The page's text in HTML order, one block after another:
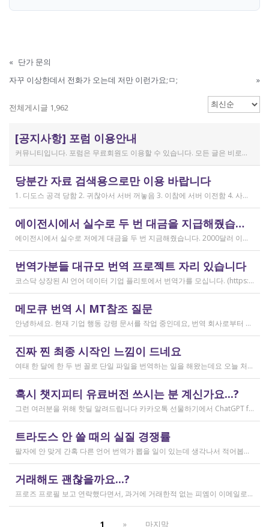
« 단가 문의
자꾸 이상한데서 전화가 오는데 저만 이런가요;ㅁ;
»
전체게시글 1,962
[공지사항] 포럼 이용안내
커뮤니티입니다. 포럼은 무료회원도 이용할 수 있습니다. 모든 글은 비로그인 사용자에게도 공개됩니다. 감사합니다.
당분간 자료 검색용으로만 이용 바랍니다
1. 디도스 공격 당함 2. 귀찮아서 서버 꺼놓음 3. 이참에 서버 이전함 4. 사라진 데이터는 없는 것 확인했는데, 일부 DB 설정이 활성화 안됨 5. 고칠 수는 있는데, 저희 집 신생아 협조 필요 6. 신생아가 협조하지 않음 현재 새글 쓰기, 신규 가입, 덧글 달기 등은 막아 두었습니다 언제든 3월 18일 전후 시점으로 롤백될 수 있습니다 디도스 공격은 10평짜리 구녕가게에 사람을 1만명 보내 영업방해를 하는 것과 같은 기법입니다. 왜 디도스 공격을 그렇게까지 열정적으로 하는가? 이것이 심해진 시점이 제가 출산하러 간다고 블라그에 글을 쓴 직후입니다. 적절한 비유인지 모르겠는데 암퇘지도 출산 후에는 도축 안 하지 않나 싶고요 옛날 같으면 이렇게 순하게 살지 않을 것인데, 요새 드는 생각이 좀 있습니다 사람은 노력해 봤자고, 사실 모든 능력치는 정해졌고 발현만 기다리는 것이 전부가 아닐까요 어떤 사람은 노력의 고점이 디도스 공격인 것입니다 그 애미도 한때는 가능성의 김칫국을 사발째 드링킹하며 키웠겠지요 저한테도 이 사이트를 유지할 유인이 있음은 말씀드렸으니 잘 이용해 주시면 그만인 것이고 시간 나시거든 디도스 공격자도 긍휼히 여겨 주시길 바랍니다
2026.04.15
에이전시에서 실수로 두 번 대금을 지급해줬습니다
에이전시에서 실수로 저에게 대금을 두 번 지금해줬습니다. 2000달러 이상을 두 번 wise로 지급받았습니다;;;; 에이전시에서 wise측으로 중복입금으로 인한 입금 취소 문의를 했는데 불가능하다고 답변을 받았다고 저에게 문의해달라고 하여, 저도 wise에 문의를 했지만, 입금자 정보를 알려준다면 취소 가능한 것 처럼 말하다가 결국 완료된 송금이라 취소가 불가능하다는 답변을 최종 전달받았습니다. 잘 쓰지 않는 계정이라 대금은 그대로 있는데 이 경우 제가 에이전시 계좌로 2000달러를 직접 재송금해도 문제가 없을까요..?? 추후 제 수익으로 잡혀서 세금문제나 기타 다른 사항이 복잡해질 것 같아서 wise에서 취소해주길 간절히 바랬는데ㅜㅜㅜ 이런경험이 있으시다면 어떻게 해결하셨나요ㅠㅠㅠ;;;
작성일
2026.04.04
번역가분들 대규모 번역 프로젝트 자리 있습니다
코스닥 상장된 AI 언어 데이터 기업 플리토에서 번역가를 모십니다. (https://startups.koraia.org/company/297) • 번역할 내용: 일상 대화, 일반 문장 중심의 단문 데이터 (전문지식 불필요) • 참여 프로젝트: 단문 번역(Human Translation) • 모집 언어쌍: 한국어 <> 다국어 • 목적: AI 학습용 데이터셋 구축 • 근무 형태: 재택 근무(학생, 프리랜서 번역가 환영) • 근무방법: Flitto 플랫폼 또는 엑셀 파일을 이용하여 작업 진행 - 파일 1개당 약 9,800단어 (언어쌍별 상이) - 파일 단위로 작업하며 1개만 참여도 가능 (이후 추가 참여 선택 가능) - 파일 1개 번역에 약 3~4일 데드라인 부여 - 파일 1개 번역 시 약 180,000원 ~ 386,000원 수준 (언어쌍별 상이) - 정산은 월 1회 지급 (플리토 정산 기준) - 프로젝트 기간: 약 1~3개월 (자율 참여) ★작업 단가: 한국어 → 스페인어: 9,800단어, 38.4원/단어, 파일 1개 완료 시 약 376,800원 스페인어 → 한국어: 9,800단어, 33.8원/단어, 파일 1개 완료 시 약 331,000원 한국어 → 러시아어: 9,800단어, 26.1원/단어, 파일 1개 완료 시 약 255,000원 한국어 → 중국어(간체): 9,800단어, 23.0원/단어, 파일 1개 완료 시 약 225,000원 중국어(간체) → 한국어: 16,800글자, 18.4원/글자, 파일 1개 완료 시 약 309,000원 한국어 → 중국어(번체): 9,800단어, 26.1원/단어, 파일 1개 완료 시 약 255,000원 중국어(번체) → 한국어: 16,800글자, 23.0원/글자, 파일 1개 완료 시 약 386,000원 한국어 → 베트남어: 9,800단어, 18.4원/단어, 파일 1개 완료 시 약 180,000원 베트남어 → 한국어: 9,800단어, 23.0원/단어, 파일 1개 완료 시 약 225,000원 *실제 업무시 수령 금액은 단가 및 작업량에 따라 위 금액과 차이가 있을 수 있습니다. *플리토 플랫폼(작업 툴) 작업 시 상응하는 포인트로 단가가 지급됩니다. 다음 링크로 신청 부탁드립니다: https://form.jotform.com/253371208518456?source_channel=albamon
메모큐 번역 시 MT참조 질문
안녕하세요. 현재 기업 행동 강령 문서를 작업 중인데요, 번역 회사로부터 메모큐 서버에서 메모큐 파일을 받았습니다. 번역회사에서 아이디와 비밀번호를 받아서 작업을 하는데 데스크탑 메모큐가 무료 버전이어서인지 이것저것 만져보다 보니(TM(만들어서 처음 해보는 문서 얼라인 시도), 라이브독스, 텀베이스등 눌러보는 행위) 밑의 사진과 같이 번역메모리 연결도 안된다고 하고 분명 어떤 파일에도 체크가 안 되어있는데 하나의 파일로만 연결 가능하다고 해서... 데스크탑 메모큐에서는 번역이 어렵다고 판단하여 그대로 이중언어 파일을 익스포트 해서 트라도스로 번역했습니다. (얼라인먼트 기능 사용해 2023년의 공식 한글 번역을 레퍼런스로 번역) 그랬더니 (메모큐에선 단순했던 코드가 트라도스에 복잡하게 나타나더라고요 아무튼 이것들을 해결하고 QA도 돌리고 나서...) 이중언어 파일을 메모큐에서 받으려다 보니 또 Free mode issue로 지원하지 않는 기능이라고 하더라고요. 그래서... 웹 메모큐를 사용해 태초부터 번역을 진행 중인데, 자동 번역으로 MT가 뜨는 걸 딸깍딸깍하고 확정 중이었는데 뭔가 이래도 되나 하는 생각이 들어서 질문하러 왔습니다. (이렇게 뜨는 걸 딸깍 확정 딸깍 확정 반복...) 클라이언트가 가이드라인을 주진 않았고 처음 파일을 줄 때 그 회사의 텀베이스가 연결된 파일을 줘서 그거 기반으로 한글 뜻이 맞으면 맞는 가이드라인이겠거니 하고 있는데 문장 부호나 말투나 뭔가 좀 기계번역의 날것을 적용하고 있다는 생각이 들어서... 이럴 땐 어떻게 해야하는지 여쭤보고 싶어요. 제가 트라도스로 번역한 세그먼트를 메모큐 타겟 세그먼트에 복붙하면 오류가 나는데 그냥 코드를 빼고 제가 트라도스에서 번역한걸 메모큐로 손수 옮겨야 할까요..!! 오늘 새벽 내내 기술 배우라는게 다른게 아니라 이걸 잘 알아두라는 말이었구나 하면서 깨달음을 얻었습니다...
진짜 찐 최종 시작인 느낌이 드네요
여태 한 달에 한 두 번 꼴로 단일 파일을 번역하는 일을 해왔는데요 오늘 처음으로 모 회사에서 트라도스 패키지 파일로 전달하는 일을!!! 주셔서 열어봤습니다. ...너무 떨리네요 원래 타겟 세그먼트에 아무것도 없었는데, NMT나 100프로 매치로 채워져있고 그래요 맨 처음 일을 받고 돈을 받았을 때가 커리어의 시작이라고 생각했는데 몇 달 동안 그런 식으로 많으면 두 세개 정도의 일을 받다가 오늘 나름 볼륨 있는 업무를 맡게 되니까 뭔가 커리어의 [진짜_찐_시작_최종] 같고 긴장되네요 잘 해내고 싶어서 떨리고,,,,,, 잘 할 수 있을까 싶고 크아악 다들 2월에 일 잘 해내고 계신가요 여태껏 검색 기능을 사용해 눈팅만 해왔는데 산번혁 회원님들의 번역가 라이프는 어떻게 굴러가고 있는지 궁금하네요 호호호
2026.02.20
혹시 챗지피티 유료버전 쓰시는 분 계신가요...?
그런 여러분을 위해 핫딜 알려드립니다 카카오톡 선물하기에서 ChatGPT for Kakao 쳐서 들어가 보시면 한달에 200달러짜리 프로 버전을 2만9천원에 팔고 있습니다. 이벤트 성이라서 계속 판매는 안 할 것 같고 5개 구매 제한도 있긴 하지만, 어차피 3만원씩 내고 플러스 버전 쓰시고 계시다면 같은 가격에 프로 써보는 것도 나쁘지 않을 것 같아요 ㅎㅎ 저도 혹시 사기 아닌가 긴가민가했는데 진짜 프로 버전 맞더라고요.
트라도스 안 쓸 때의 실질 경쟁률
팔자에 안 맞게 간혹 다른 언어 번역가 뽑을 일이 있는데 생각나서 적어봅니다 트라도스/메모큐를 사야 하냐? 라는 질문은 설득의 대상이 아니라고 생각해서 그냥 두는 편인데요 질문 전 적극적으로 정보를 찾아보는 상태에서는 의미가 있을 것입니다 뽑히는 입장에선 잘 모르는데, 뽑는 입장에서는 트라도스/메모큐 안 쓰는 사람은 걸러버리면 정말 편합니다 주어진 업무를 못 한다는 뜻이거든요 1) 용어 1천개가 든 용어집이 있음 2) 기존에 쓰던 번역 메모리가 있음 상당히 흔한 상황인데, 트라도스/메모큐를 안 쓰고 외워서 작업이 가능한 사람은 산업스파이 쪽으로 가셔야지 여기 있으면 안 됨 저 스크린샷에도 제가 답변한 사람은 얼마 안 되는데요 챗지피티로 '트라도스 사용자/기타 요건(단가 등)' 맞는 사람만 필터로 건져서 답변하는 겁니다 아마 트라도스 안 써도 되는 운전면허증 번역같은 업무도 있을 텐데, 그런 것은 단발성이고 업데이트가 없으며 없는 자들끼리 경쟁해서 경쟁률이 아주 높을 겁니다.
거래해도 괜찮을까요...?
프로즈 프로필 보고 연락했다면서, 과거에 거래한적 없는 피엠이 이메일로 의뢰를 주셨는데요 샘테도 보지 않고 4일안에 19000단어 영한번역을 해달라는데 거래해도 괜찮을까요..? 거래한적 한번도 없는 뉴비한테 샘테도 없이 프로젝트를 던져주니 이거 사기인거 아닌가 좀 걱정이 됩니다. 급한데 사람구하기 어려워서일까요? 게다가 전 이력서상 경력도 몇줄 안되는 초보중의 초보입니다...
1 » 마지막